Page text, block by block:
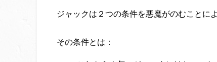
ジャックは２つの条件を悪魔がのむことに
その条件とは：